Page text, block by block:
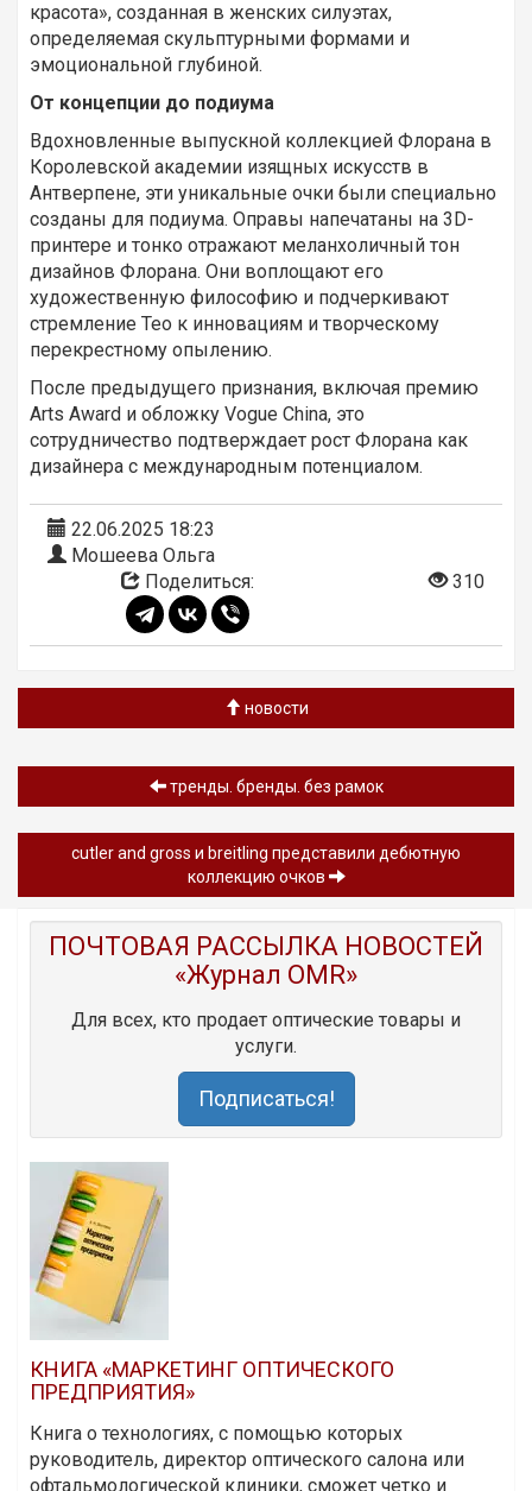
красота», созданная в женских силуэтах,
определяемая скульптурными формами и
эмоциональной глубиной.
От концепции до подиума
Вдохновленные выпускной коллекцией Флорана в
Королевской академии изящных искусств в
Антверпене, эти уникальные очки были специально
созданы для подиума. Оправы напечатаны на 3D-
принтере и тонко отражают меланхоличный тон
дизайнов Флорана. Они воплощают его
художественную философию и подчеркивают
стремление Тео к инновациям и творческому
перекрестному опылению.
После предыдущего признания, включая премию
Arts Award и обложку Vogue China, это
сотрудничество подтверждает рост Флорана как
дизайнера с международным потенциалом.
22.06.2025 18:23
Мошеева Ольга
Поделиться:
310
новости
тренды. бренды. без рамок
cutler and gross и breitling представили дебютную
коллекцию очков
ПОЧТОВАЯ РАССЫЛКА НОВОСТЕЙ
«Журнал OMR»
Для всех, кто продает оптические товары и
услуги.
Подписаться!
КНИГА «МАРКЕТИНГ ОПТИЧЕСКОГО
ПРЕДПРИЯТИЯ»
Книга о технологиях, с помощью которых
руководитель, директор оптического салона или
офтальмологической клиники, сможет четко и